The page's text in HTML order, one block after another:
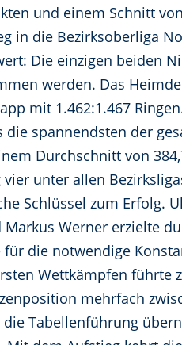
und einem Schnitt
in die Bezirksoberliga
Die einzigen beiden
werden. Das
mit 1.462:1.467
spannendsten der
Durchschnitt von
unter allen
Schlüssel zum Erfolg.
Markus Werner erzielte
für die notwendige
Wettkämpfen führte
mehrfach
Tabellenführung